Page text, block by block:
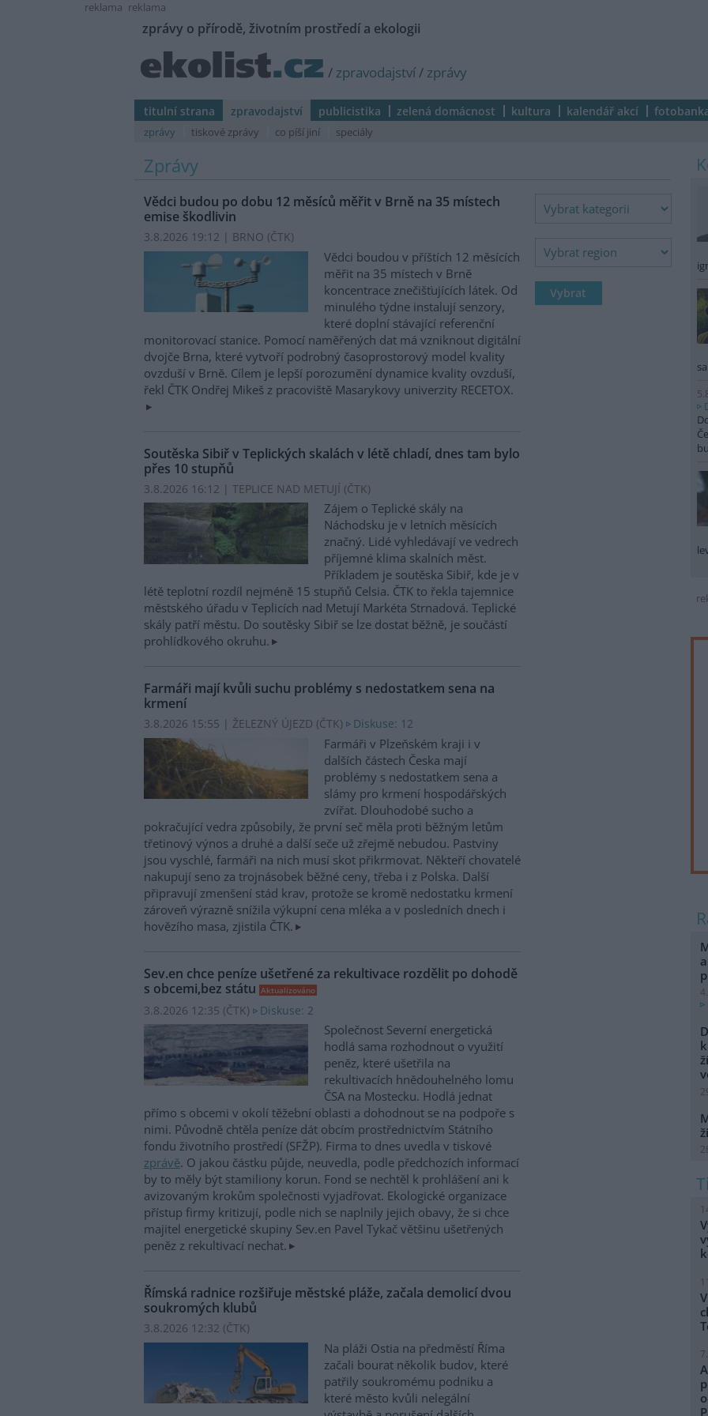
reklama reklama
zprávy o přírodě, životním prostředí a ekologii
/ zpravodajství/ zprávy
titulní strana zpravodajství publicistika zelená domácnost kultura kalendář akcí
zprávy tiskové zprávy co píší jiní speciály
Zprávy
Vědci budou po dobu 12 měsíců měřit v Brně na 35 místech
emise škodlivin
3.8.2026 19:12 | BRNO (ČTK)
Vědci boudou v příštích 12 měsících
měřit na 35 místech v Brně
koncentrace znečišťujících látek. Od
minulého týdne instalují senzory,
které doplní stávající referenční
monitorovací stanice. Pomocí naměřených dat má vzniknout digitální
dvojče Brna, které vytvoří podrobný časoprostorový model kvality
ovzduší v Brně. Cílem je lepší porozumění dynamice kvality ovzduší,
řekl ČTK Ondřej Mikeš z pracoviště Masarykovy univerzity RECETOX.
Soutěska Sibiř v Teplických skalách v létě chladí, dnes tam bylo
přes 10 stupňů
3.8.2026 16:12 | TEPLICE NAD METUJÍ (ČTK)
Zájem o Teplické skály na
Náchodsku je v letních měsících
značný. Lidé vyhledávají ve vedrech
příjemné klima skalních měst.
Příkladem je soutěska Sibiř, kde je v
létě teplotní rozdíl nejméně 15 stupňů Celsia. ČTK to řekla tajemnice
městského úřadu v Teplicích nad Metují Markéta Strnadová. Teplické
skály patří městu. Do soutěsky Sibiř se lze dostat běžně, je součástí
prohlídkového okruhu.
Farmáři mají kvůli suchu problémy s nedostatkem sena na
krmení
3.8.2026 15:55 | ŽELEZNÝ ÚJEZD (ČTK) Diskuse: 12
Farmáři v Plzeňském kraji i v
dalších částech Česka mají
problémy s nedostatkem sena a
slámy pro krmení hospodářských
zvířat. Dlouhodobé sucho a
pokračující vedra způsobily, že první seč měla proti běžným letům
třetinový výnos a druhé a další seče už zřejmě nebudou. Pastviny
jsou vyschlé, farmáři na nich musí skot přikrmovat. Někteří chovatelé
nakupují seno za trojnásobek běžné ceny, třeba i z Polska. Další
připravují zmenšení stád krav, protože se kromě nedostatku krmení
zároveň výrazně snížila výkupní cena mléka a v posledních dnech i
hovězího masa, zjistila ČTK.
Sev.en chce peníze ušetřené za rekultivace rozdělit po dohodě
s obcemi,bez státu Aktualizováno
3.8.2026 12:35 (ČTK) Diskuse: 2
Společnost Severní energetická
hodlá sama rozhodnout o využití
peněz, které ušetřila na
rekultivacích hnědouhelného lomu
ČSA na Mostecku. Hodlá jednat
přímo s obcemi v okolí těžební oblasti a dohodnout se na podpoře s
nimi. Původně chtěla peníze dát obcím prostřednictvím Státního
fondu životního prostředí (SFŽP). Firma to dnes uvedla v tiskové
zprávě. O jakou částku půjde, neuvedla, podle předchozích informací
by to měly být stamiliony korun. Fond se nechtěl k prohlášení ani k
avizovaným krokům společnosti vyjadřovat. Ekologické organizace
přístup firmy kritizují, podle nich se naplnily jejich obavy, že si chce
majitel energetické skupiny Sev.en Pavel Tykač většinu ušetřených
peněz z rekultivací nechat.
Římská radnice rozšiřuje městské pláže, začala demolicí dvou
soukromých klubů
3.8.2026 12:32 (ČTK)
Na pláži Ostia na předměstí Říma
začali bourat několik budov, které
patřily soukromému podniku a
které město kvůli nelegální